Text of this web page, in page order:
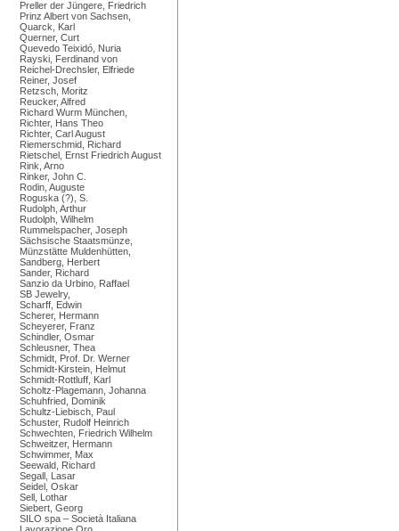
Preller der Jüngere, Friedrich
Prinz Albert von Sachsen,
Quarck, Karl
Querner, Curt
Quevedo Teixidó, Nuria
Rayski, Ferdinand von
Reichel-Drechsler, Elfriede
Reiner, Josef
Retzsch, Moritz
Reucker, Alfred
Richard Wurm München,
Richter, Hans Theo
Richter, Carl August
Riemerschmid, Richard
Rietschel, Ernst Friedrich August
Rink, Arno
Rinker, John C.
Rodin, Auguste
Roguska (?), S.
Rudolph, Arthur
Rudolph, Wilhelm
Rummelspacher, Joseph
Sächsische Staatsmünze,
Münzstätte Muldenhütten,
Sandberg, Herbert
Sander, Richard
Sanzio da Urbino, Raffael
SB Jewelry,
Scharff, Edwin
Scherer, Hermann
Scheyerer, Franz
Schindler, Osmar
Schleusner, Thea
Schmidt, Prof. Dr. Werner
Schmidt-Kirstein, Helmut
Schmidt-Rottluff, Karl
Scholtz-Plagemann, Johanna
Schuhfried, Dominik
Schultz-Liebisch, Paul
Schuster, Rudolf Heinrich
Schwechten, Friedrich Wilhelm
Schweitzer, Hermann
Schwimmer, Max
Seewald, Richard
Segall, Lasar
Seidel, Oskar
Sell, Lothar
Siebert, Georg
SILO spa – Società Italiana